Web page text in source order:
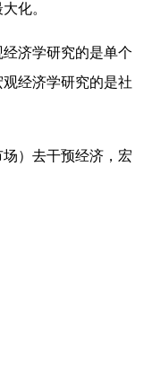
化。
济学研究的是单个
经济学研究的是社
）去干预经济，宏